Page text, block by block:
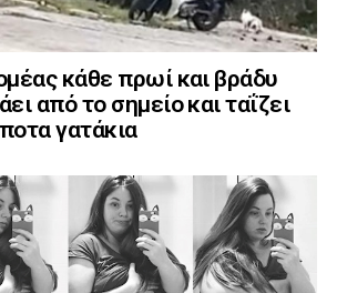
κάθε πρωί και βράδυ
από το σημείο και ταΐζει
γατάκια